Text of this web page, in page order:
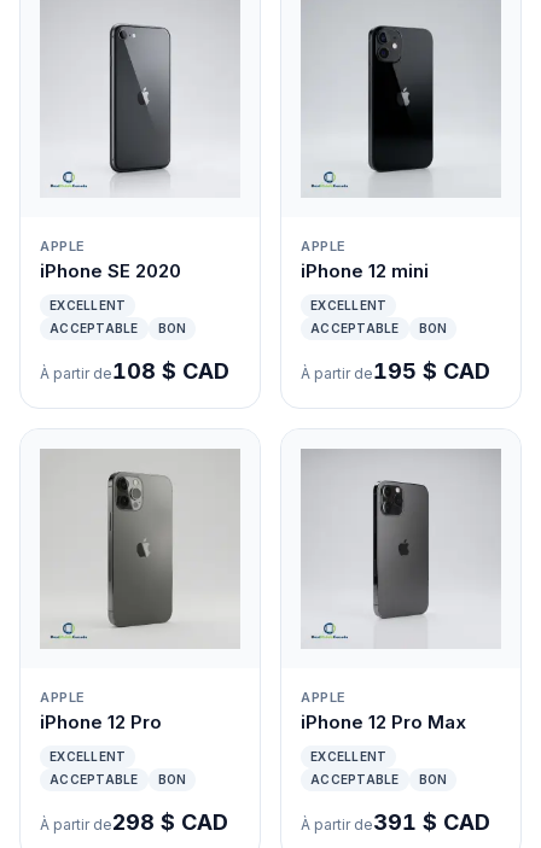
APPLE
iPhone SE 2020
EXCELLENT
ACCEPTABLE
BON
À partir de108 $ CAD
APPLE
iPhone 12 mini
EXCELLENT
ACCEPTABLE
BON
À partir de195 $ CAD
APPLE
iPhone 12 Pro
EXCELLENT
ACCEPTABLE
BON
À partir de298 $ CAD
APPLE
iPhone 12 Pro Max
EXCELLENT
ACCEPTABLE
BON
À partir de391 $ CAD